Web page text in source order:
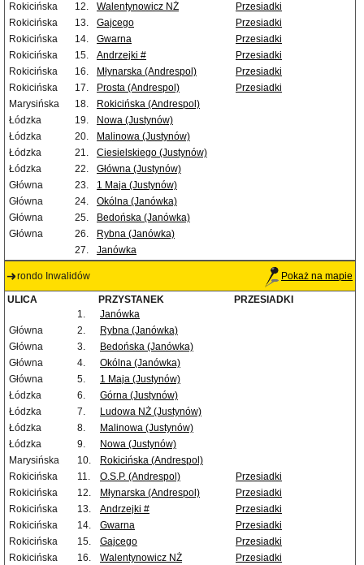
Rokicińska
12. Walentynowicz NŻ
Przesiadki
Rokicińska
13. Gajcego
Przesiadki
Rokicińska
14. Gwarna
Przesiadki
Rokicińska
15. Andrzejki #
Przesiadki
Rokicińska
16. Młynarska (Andrespol)
Przesiadki
Rokicińska
17. Prosta (Andrespol)
Przesiadki
Marysińska
18.
Rokicińska (Andrespol)
Łódzka
19.
Nowa (Justynów)
Łódzka
20.
Malinowa (Justynów)
Łódzka
21.
Ciesielskiego (Justynów)
Łódzka
22.
Główna (Justynów)
Główna
23.
1 Maja (Justynów)
Główna
24.
Okólna (Janówka)
Główna
25.
Bedońska (Janówka)
Główna
26.
Rybna (Janówka)
27.
Janówka
rondo Inwalidów Pokaż na mapie
ULICA PRZYSTANEK
PRZESIADKI
1.
Janówka
Główna
2.
Rybna (Janówka)
Główna
3.
Bedońska (Janówka)
Główna
4.
Okólna (Janówka)
Główna
5.
1 Maja (Justynów)
Łódzka
6.
Górna (Justynów)
Łódzka
7.
Ludowa NŻ (Justynów)
Łódzka
8.
Malinowa (Justynów)
Łódzka
9.
Nowa (Justynów)
Marysińska
10.
Rokicińska (Andrespol)
Rokicińska
11. O.S.P. (Andrespol)
Przesiadki
Rokicińska
12. Młynarska (Andrespol)
Przesiadki
Rokicińska
13. Andrzejki #
Przesiadki
Rokicińska
14. Gwarna
Przesiadki
Rokicińska
15. Gajcego
Przesiadki
Rokicińska
16. Walentynowicz NŻ
Przesiadki